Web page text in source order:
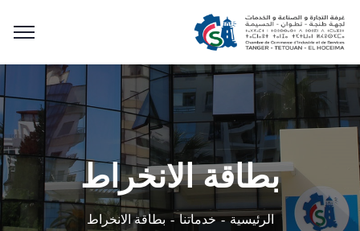
بطاقة الانخراط
الرئيسية خدماتنا بطاقة الانخراط